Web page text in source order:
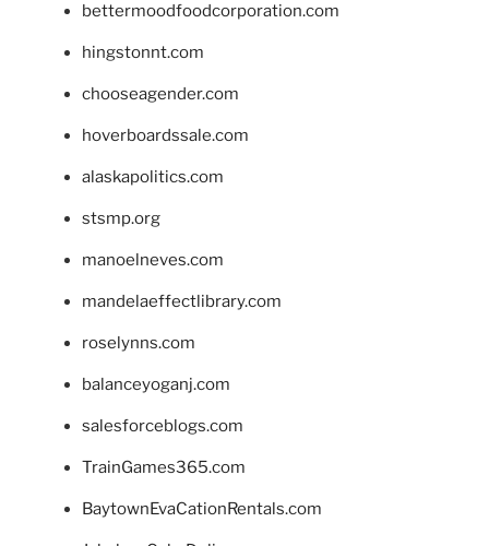
bettermoodfoodcorporation.com
hingstonnt.com
chooseagender.com
hoverboardssale.com
alaskapolitics.com
stsmp.org
manoelneves.com
mandelaeffectlibrary.com
roselynns.com
balanceyoganj.com
salesforceblogs.com
TrainGames365.com
BaytownEvaCationRentals.com